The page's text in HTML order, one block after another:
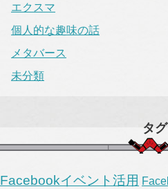
エクスマ
個人的な趣味の話
メタバース
未分類
タグ
Facebookイベント活用